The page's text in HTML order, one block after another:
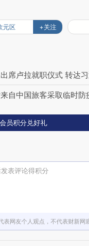
元区 +关注
席卢拉就职仪式 转达
自中国旅客采取临时防
员积分兑好礼
发表评论得积分
表网友个人观点，不代表财新网